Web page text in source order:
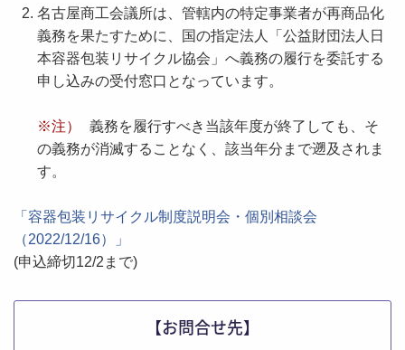
名古屋商工会議所は、管轄内の特定事業者が再商品化
義務を果たすために、国の指定法人「公益財団法人日
本容器包装リサイクル協会」へ義務の履行を委託する
申し込みの受付窓口となっています。
※注）
義務を履行すべき当該年度が終了しても、そ
の義務が消滅することなく、該当年分まで遡及されま
す。
「容器包装リサイクル制度説明会・個別相談会
（2022/12/16）」
(申込締切12/2まで)
【お問合せ先】